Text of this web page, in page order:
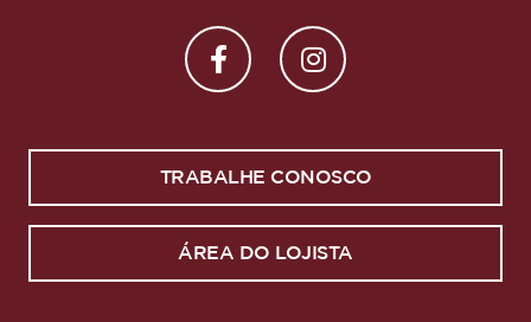
TRABALHE CONOSCO
ÁREA DO LOJISTA